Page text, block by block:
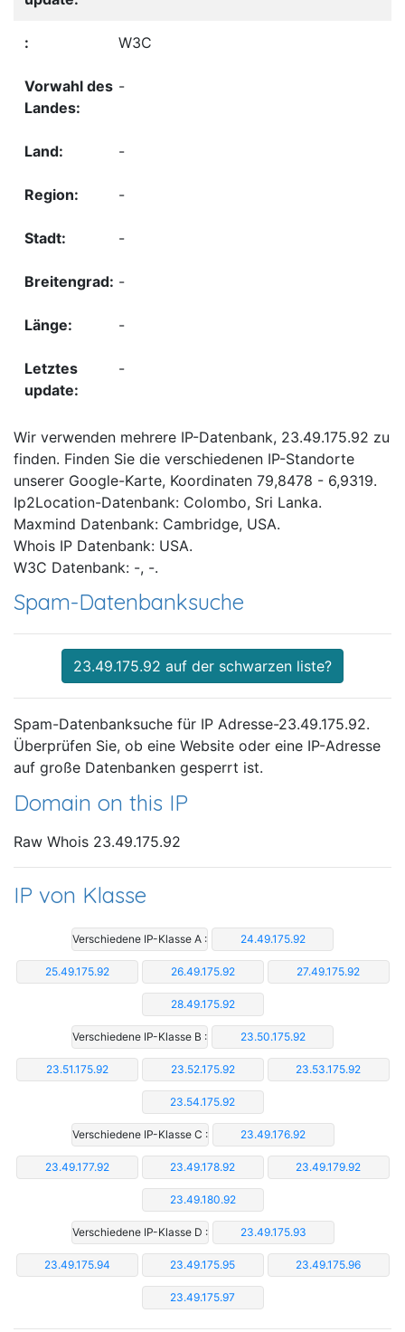
W3C
-
-
-
-
-
-
-
Wir verwenden mehrere IP-Datenbank, 23.49.175.92 zu
finden. Finden Sie die verschiedenen IP-Standorte
unserer Google-Karte, Koordinaten 79,8478 - 6,9319.
Ip2Location-Datenbank: Colombo, Sri Lanka.
Maxmind Datenbank: Cambridge, USA.
Whois IP Datenbank: USA.
W3C Datenbank: -, -.
Spam-Datenbanksuche
23.49.175.92 auf der schwarzen liste?
Spam-Datenbanksuche für IP Adresse-23.49.175.92.
Überprüfen Sie, ob eine Website oder eine IP-Adresse
auf große Datenbanken gesperrt ist.
Domain on this IP
Raw Whois 23.49.175.92
IP von Klasse
Verschiedene IP-Klasse A : 24.49.175.92
25.49.175.92 26.49.175.92 27.49.175.92
28.49.175.92
Verschiedene IP-Klasse B : 23.50.175.92
23.51.175.92 23.52.175.92 23.53.175.92
23.54.175.92
Verschiedene IP-Klasse C : 23.49.176.92
23.49.177.92 23.49.178.92 23.49.179.92
23.49.180.92
Verschiedene IP-Klasse D : 23.49.175.93
23.49.175.94 23.49.175.95 23.49.175.96
23.49.175.97